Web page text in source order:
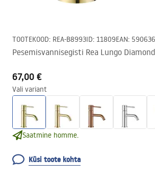
TOOTEKOOD: REA-B8993ID: 11809EAN:
Pesemisvannisegisti Rea Lungo
67,00 €
Vali variant
Saatmine homme.
Küsi toote kohta